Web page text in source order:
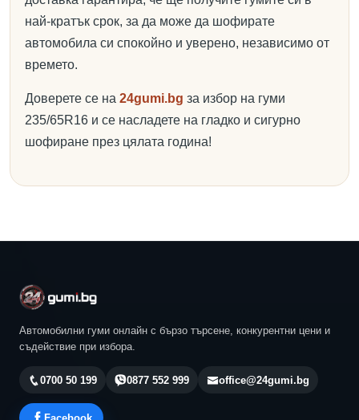
най-кратък срок, за да може да шофирате
автомобила си спокойно и уверено, независимо от
времето.
Доверете се на 24gumi.bg за избор на гуми
235/65R16 и се насладете на гладко и сигурно
шофиране през цялата година!
Автомобилни гуми онлайн с бързо търсене, конкурентни цени и
съдействие при избора.
0700 50 199 0877 552 999 office@24gumi.bg
Facebook